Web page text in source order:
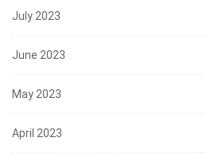
July 2023
June 2023
May 2023
April 2023